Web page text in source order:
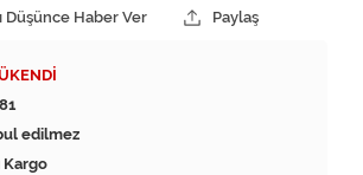
Düşünce Haber Ver
Paylaş
Kargo